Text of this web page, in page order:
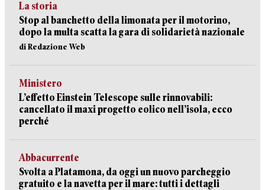
La storia
Stop al banchetto della limonata per il motorino,
dopo la multa scatta la gara di solidarietà nazionale
di Redazione Web
Ministero
L’effetto Einstein Telescope sulle rinnovabili:
cancellato il maxi progetto eolico nell’isola, ecco
perché
Abbacurrente
Svolta a Platamona, da oggi un nuovo parcheggio
gratuito e la navetta per il mare: tutti i dettagli